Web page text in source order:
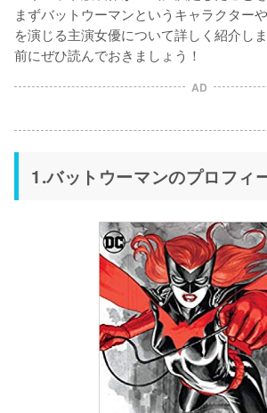
まずバットウーマンというキャラクター
を演じる主演女優について詳しく紹介し
前にぜひ読んでおきましょう！
AD
1.バットウーマンのプロフィ